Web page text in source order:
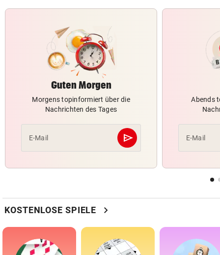
Guten Morgen
Morgens topinformiert über die
Nachrichten des Tages
E-Mail send
Abschicken
Abends
E-Mail
KOSTENLOSE SPIELE chevron_right